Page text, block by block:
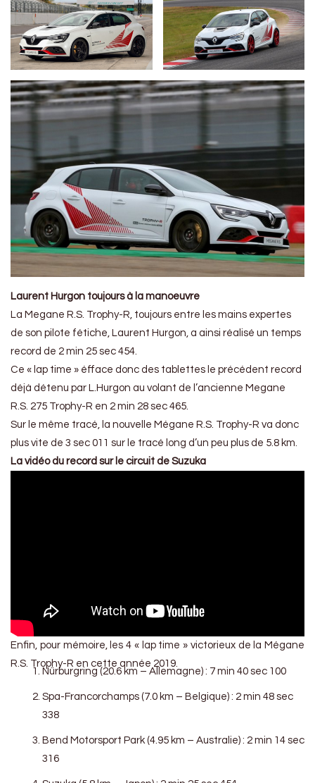
Laurent Hurgon toujours à la manoeuvre
La Megane R.S. Trophy-R, toujours entre les mains expertes
de son pilote fétiche, Laurent Hurgon, a ainsi réalisé un temps
record de 2 min 25 sec 454.
Ce « lap time » éfface donc des tablettes le précédent record
déjà détenu par L.Hurgon au volant de l’ancienne Megane
R.S. 275 Trophy-R en 2 min 28 sec 465.
Sur le même tracé, la nouvelle Mégane R.S. Trophy-R va donc
plus vite de 3 sec 011 sur le tracé long d’un peu plus de 5.8 km.
La vidéo du record sur le circuit de Suzuka
Enfin, pour mémoire, les 4 « lap time » victorieux de la Mégane
R.S. Trophy-R en cette année 2019.
Nürburgring (20.6 km – Allemagne) : 7 min 40 sec 100
Spa-Francorchamps (7.0 km – Belgique) : 2 min 48 sec
338
Bend Motorsport Park (4.95 km – Australie) : 2 min 14 sec
316